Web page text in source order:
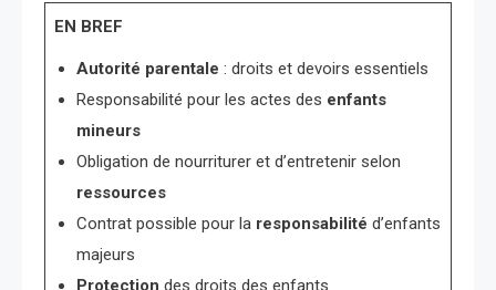
EN BREF
Autorité parentale : droits et devoirs essentiels
Responsabilité pour les actes des enfants
mineurs
Obligation de nourriturer et d’entretenir selon
ressources
Contrat possible pour la responsabilité d’enfants
majeurs
Protection des droits des enfants